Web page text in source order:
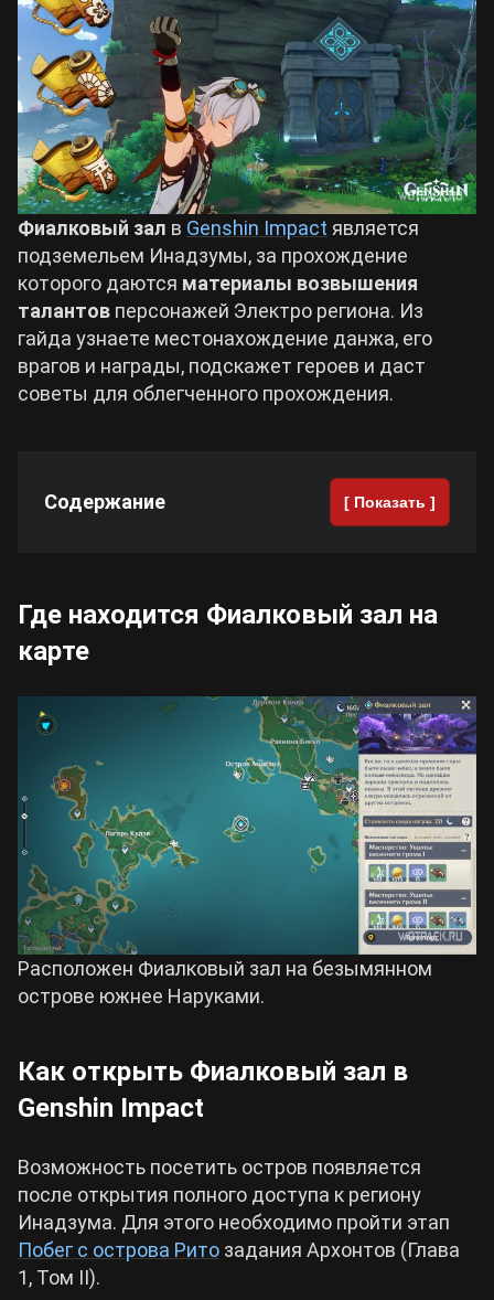
Crimson Desert
Zenless Zone Zero
Kingdom Come: Deliverance 2
Path of Exile 2
Wuthering Waves
Roblox
Все игры
Билды Arknights: Endfield
Билды Wuthering Waves
Билды Cyberpunk 2077
Билды Path of Exile 2
Фиалковый зал в Genshin Impact является
подземельем Инадзумы, за прохождение
которого даются материалы возвышения
талантов персонажей Электро региона. Из
гайда узнаете местонахождение данжа, его
врагов и награды, подскажет героев и даст
советы для облегченного прохождения.
Содержание [ Показать ]
Где находится Фиалковый зал на
карте
Расположен Фиалковый зал на безымянном
острове южнее Наруками.
Как открыть Фиалковый зал в
Genshin Impact
Возможность посетить остров появляется
после открытия полного доступа к региону
Инадзума. Для этого необходимо пройти этап
Побег с острова Рито задания Архонтов (Глава
1, Том II).